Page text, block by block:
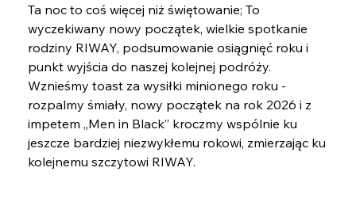
Ta noc to coś więcej niż świętowanie; To
wyczekiwany nowy początek, wielkie spotkanie
rodziny RIWAY, podsumowanie osiągnięć roku i
punkt wyjścia do naszej kolejnej podróży.
Wznieśmy toast za wysiłki minionego roku -
rozpalmy śmiały, nowy początek na rok 2026 i z
impetem „Men in Black” kroczmy wspólnie ku
jeszcze bardziej niezwykłemu rokowi, zmierzając ku
kolejnemu szczytowi RIWAY.